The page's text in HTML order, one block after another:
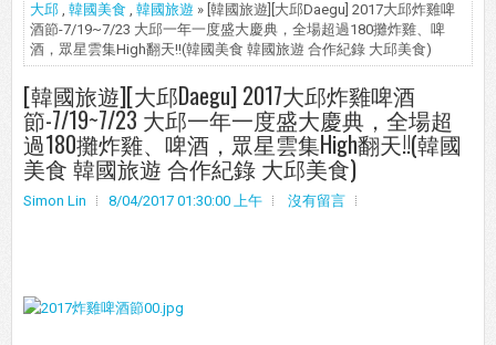
大邱 , 韓國美食 , 韓國旅遊 » [韓國旅遊][大邱Daegu] 2017大邱炸雞啤
酒節-7/19~7/23 大邱一年一度盛大慶典，全場超過180攤炸雞、啤
酒，眾星雲集High翻天!!(韓國美食 韓國旅遊 合作紀錄 大邱美食)
[韓國旅遊][大邱Daegu] 2017大邱炸雞啤酒
節-7/19~7/23 大邱一年一度盛大慶典，全場超
過180攤炸雞、啤酒，眾星雲集High翻天!!(韓國
美食 韓國旅遊 合作紀錄 大邱美食)
Simon Lin 8/04/2017 01:30:00 上午 沒有留言